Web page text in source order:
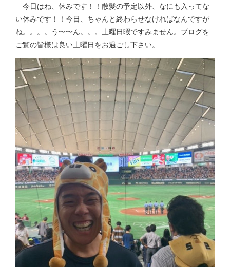
今日はね、休みです！！散髪の予定以外、なにも入ってな
い休みです！！今日、ちゃんと終わらせなければなんですが
ね。。。。う〜〜ん。。。土曜日暇ですみません。ブログを
ご覧の皆様は良い土曜日をお過ごし下さい。